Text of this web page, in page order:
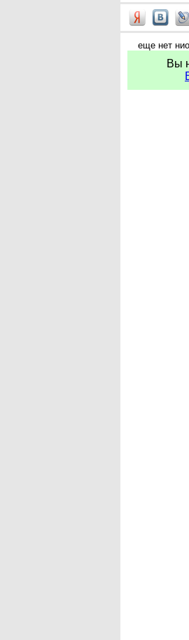
еще нет
Вы